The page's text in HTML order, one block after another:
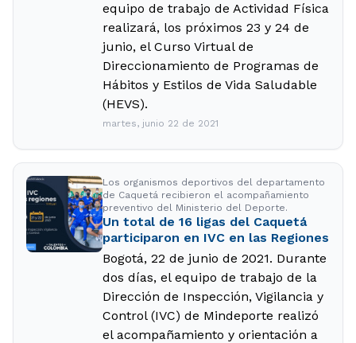
equipo de trabajo de Actividad Física
realizará, los próximos 23 y 24 de
junio, el Curso Virtual de
Direccionamiento de Programas de
Hábitos y Estilos de Vida Saludable
(HEVS).
martes, junio 22 de 2021
Los organismos deportivos del departamento
de Caquetá recibieron el acompañamiento
preventivo del Ministerio del Deporte.
Un total de 16 ligas del Caquetá
participaron en IVC en las Regiones
Bogotá, 22 de junio de 2021. Durante
dos días, el equipo de trabajo de la
Dirección de Inspección, Vigilancia y
Control (IVC) de Mindeporte realizó
el acompañamiento y orientación a